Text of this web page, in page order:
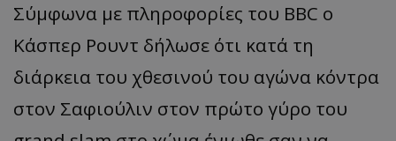
Σύμφωνα με πληροφορίες του BBC ο
Κάσπερ Ρουντ δήλωσε ότι κατά τη
διάρκεια του χθεσινού του αγώνα κόντρα
στον Σαφιούλιν στον πρώτο γύρο του